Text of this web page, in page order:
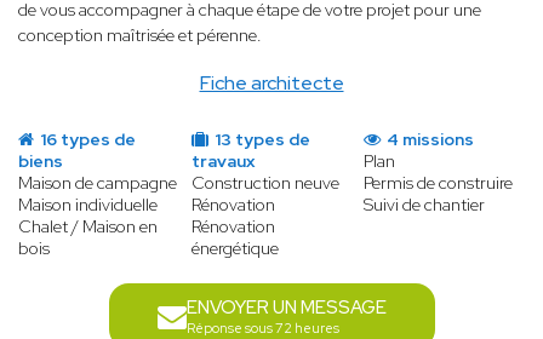
Fiche architecte
de vous accompagner à chaque étape de votre projet pour une
conception maîtrisée et pérenne.
16 types de
biens
Maison de campagne
Maison individuelle
Chalet / Maison en
bois
13 types de
travaux
Construction neuve
Rénovation
Rénovation
énergétique
4 missions
Plan
Permis de construire
Suivi de chantier
ENVOYER UN MESSAGE
Réponse sous 72 heures